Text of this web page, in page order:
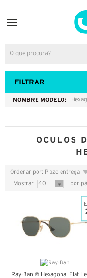
FILTRAR
NOMBRE MODELO:
OCULOS
Ordenar por: Plazo entrega
Mostrar 40 por
Ray-Ban ® Hexagonal Flat